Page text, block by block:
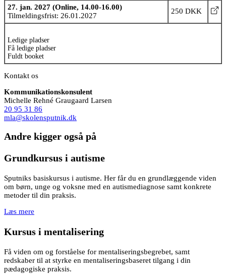
27. jan. 2027 (Online, 14.00-16.00)
Tilmeldingsfrist: 26.01.2027
250 DKK
Ledige pladser
Få ledige pladser
Fuldt booket
Kontakt os
Kommunikationskonsulent
Michelle Rehné Graugaard Larsen
20 95 31 86
mla@skolensputnik.dk
Andre kigger også på
Grundkursus i autisme
Sputniks basiskursus i autisme. Her får du en grundlæggende viden
om børn, unge og voksne med en autismediagnose samt konkrete
metoder til din praksis.
Læs mere
Kursus i mentalisering
Få viden om og forståelse for mentaliseringsbegrebet, samt
redskaber til at styrke en mentaliseringsbaseret tilgang i din
pædagogiske praksis.